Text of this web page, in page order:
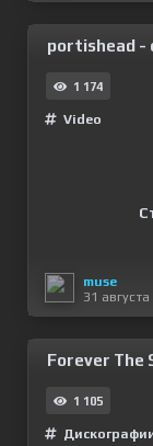
portishead -
1 174
Video
muse
31
Forever The
1 105